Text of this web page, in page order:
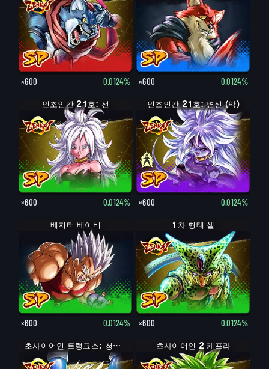
×600 0.0124% ×600 0.0124%
인조인간 21호: 선
×600 0.0124%
인조인간 21호: 악
인조인간 21호: 변신 (악)
×600 0.0124%
베지터 베이비
×600 0.0124%
1차 형태 셀
×600 0.0124%
초사이어인 트랭크스: 청년기 초사이어인 2 케프라